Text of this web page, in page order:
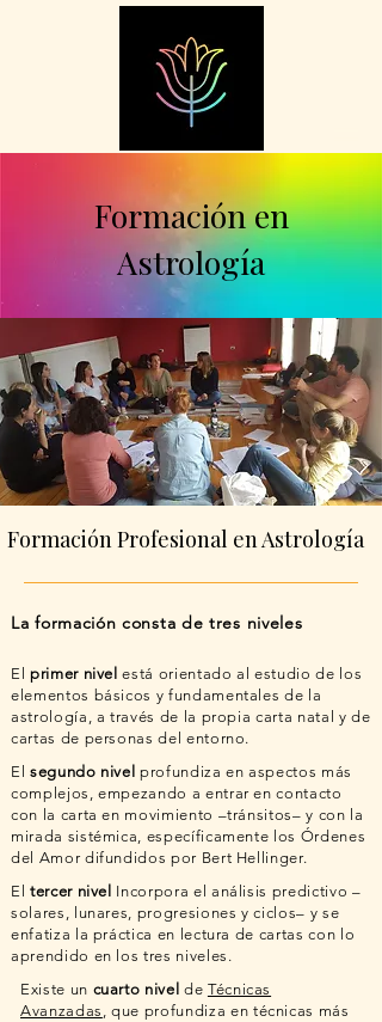
Formación en
Astrología
Formación Profesional en Astrología
La formación consta de tres niveles
El primer nivelestá orientado al estudio de los
elementos básicos y fundamentales de la
astrología, a través de la propia carta natal y de
cartas de personas del entorno.
El segundo nivel profundiza en aspectos más
complejos, empezando a entrar en contacto
con la carta en movimiento –tránsitos– y con la
mirada sistémica, específicamente los Órdenes
del Amor difundidos por Bert Hellinger.
El tercer nivel Incorpora el análisis predictivo –
solares, lunares, progresiones y ciclos– y se
enfatiza la práctica en lectura de cartas con lo
aprendido en los tres niveles.
Existe un cuarto nivel de Técnicas
Avanzadas , que profundiza en técnicas más